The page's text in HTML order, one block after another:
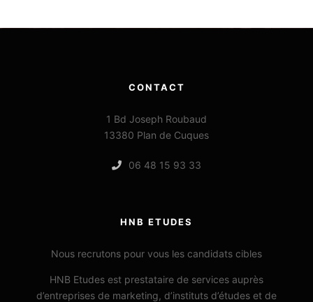
CONTACT
1 Bd Joseph Roubaud
13380 Plan de Cuques
06 48 15 93 33
HNB ETUDES
Nous recrutons pour vous les candidats cibles
HNB Etudes est prestataire de services auprès
d’entreprises de marketing, d’instituts d’études et de